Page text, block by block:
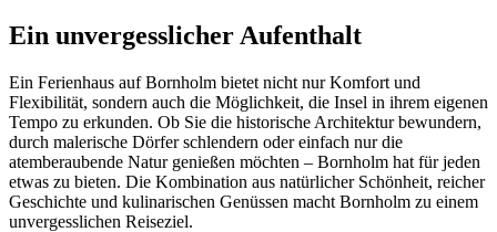
Ein unvergesslicher Aufenthalt
Ein Ferienhaus auf Bornholm bietet nicht nur Komfort und
Flexibilität, sondern auch die Möglichkeit, die Insel in ihrem eigenen
Tempo zu erkunden. Ob Sie die historische Architektur bewundern,
durch malerische Dörfer schlendern oder einfach nur die
atemberaubende Natur genießen möchten – Bornholm hat für jeden
etwas zu bieten. Die Kombination aus natürlicher Schönheit, reicher
Geschichte und kulinarischen Genüssen macht Bornholm zu einem
unvergesslichen Reiseziel.